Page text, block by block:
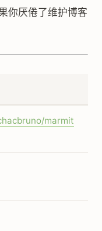
你厌倦了维护博客
marmit